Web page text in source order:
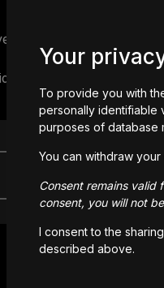
adventure game
Your
To provide you with
personally identifiable
purposes of database
You can withdraw
Consent remains valid
consent, you will not
I consent to the
described above.